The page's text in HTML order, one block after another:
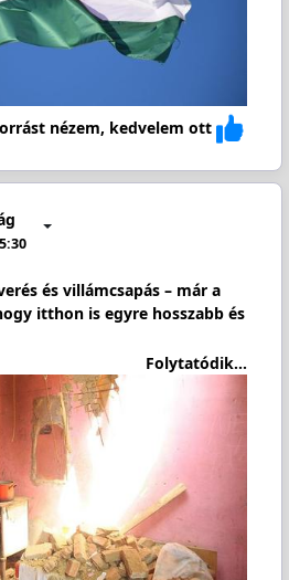
nézem, kedvelem ott
és villámcsapás – már a
itthon is egyre hosszabb és
Folytatódik...